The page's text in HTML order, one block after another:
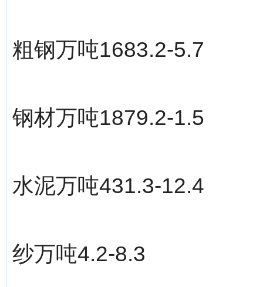
粗钢万吨1683.2-5.7
钢材万吨1879.2-1.5
水泥万吨431.3-12.4
纱万吨4.2-8.3